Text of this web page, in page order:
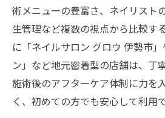
術メニューの豊富さ、ネイリスト
生管理など複数の視点から比較す
に「ネイルサロン グロウ 伊勢市
ン」など地元密着型の店舗は、丁
施術後のアフターケア体制に力を
く、初めての方でも安心して利用